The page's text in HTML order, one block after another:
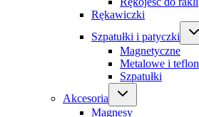
Rękawiczki
Szpatułki i patyczki
Magnetyczne
Metalowe i
Szpatułki
Akcesoria
Magnesy